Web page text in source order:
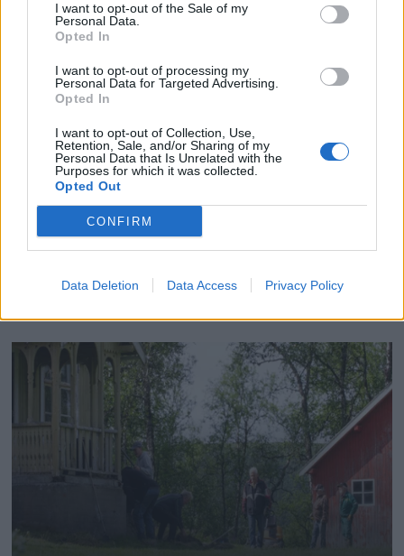
I want to opt-out of the Sale of my
Personal Data.
Opted In
I want to opt-out of processing my
Personal Data for Targeted Advertising.
Opted In
I want to opt-out of Collection, Use,
Retention, Sale, and/or Sharing of my
Personal Data that Is Unrelated with the
Purposes for which it was collected.
Opted Out
CONFIRM
Data Deletion Data Access Privacy Policy